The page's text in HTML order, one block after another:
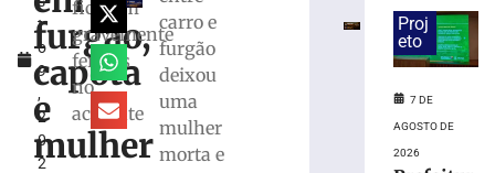
t
o
9
,
2
0
2
furgão,
capota
e
mulher
ficaram
gravemente
feridas
no
acidente
carro e
furgão
deixou
uma
mulher
morta e
detidas
por
suspeita
tráfico
drogas
Proj
eto
7 DE
AGOSTO DE
2026